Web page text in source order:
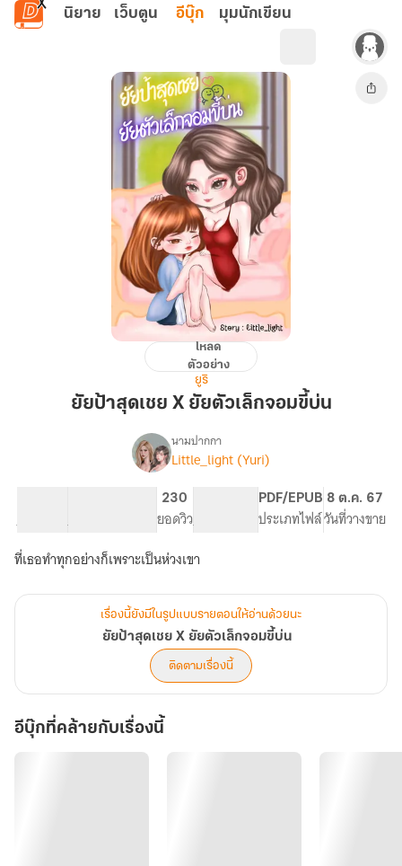
ข้ามไปยังเนื้อหาหลัก
นิยาย เว็บตูน อีบุ๊ก มุมนักเขียน
สุด
เชย
บ่น
โหลด
ตัวอย่าง
ยูริ
ยัยป้าสุดเชย X ยัยตัวเล็กจอมขี้บ่น
เรื่อง
เล็ก
จอม
ขี้
บ่น
นามปากกา
Little_light (Yuri)
จำนวนคำ จำนวนหน้า (A5)
230
ยอดวิวระดับเนื้อหา
PDF/EPUB
ประเภทไฟล์
8 ต.ค. 67
วันที่วางขาย
ที่เธอทำทุกอย่างก็เพราะเป็นห่วงเขา
เรื่องนี้ยังมีในรูปแบบรายตอนให้อ่านด้วยนะ
ยัยป้าสุดเชย X ยัยตัวเล็กจอมขี้บ่น
ติดตามเรื่องนี้
อีบุ๊กที่คล้ายกับเรื่องนี้